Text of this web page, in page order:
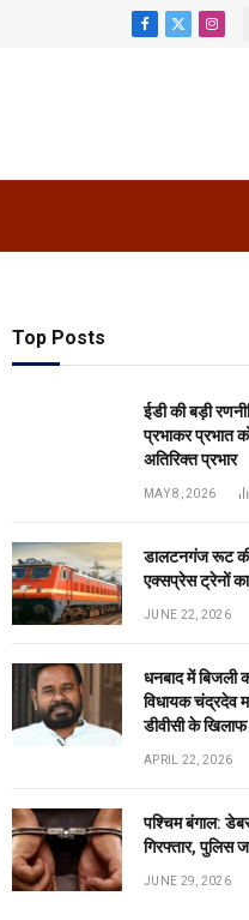
Facebook
X
Top Posts
ईडी की बड़ी
प्रभाकर प्रभात
अतिरिक्त प्रभार
MAY 8, 2026
डालटनगंज रूट
एक्सप्रेस ट्रेनों का
JUNE 22, 2026
धनबाद में बिजली
विधायक चंद्रदेव
डीवीसी के
APRIL 22, 2026
पश्चिम बंगाल:
गिरफ्तार, पुलिस
JUNE 29, 2026